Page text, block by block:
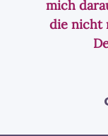
mich
die nicht